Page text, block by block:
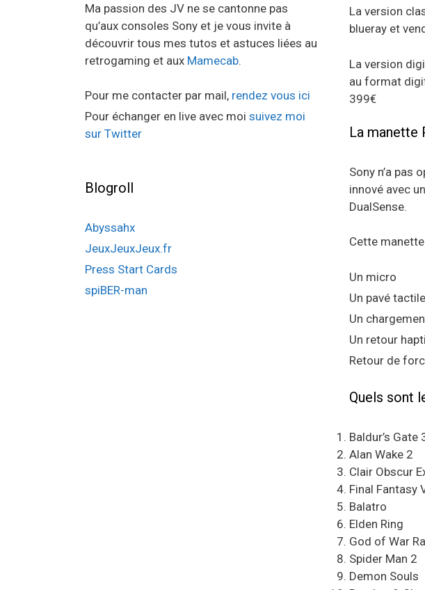
Ma passion des JV ne se cantonne pas
qu’aux consoles Sony et je vous invite à
découvrir tous mes tutos et astuces liées au
retrogaming et aux Mamecab.
Pour me contacter par mail, rendez vous ici
Pour échanger en live avec moi suivez moi
sur Twitter
Blogroll
Abyssahx
JeuxJeuxJeux.fr
Press Start Cards
spiBER-man
La version
blueray et
La version
au format
399€
La manette
Sony n’a pas
innové avec
DualSense.
Cette
Un micro
Un pavé tactile
Un
Un retour
Retour de
Quels sont
Baldur’s Gate
Alan Wake 2
Clair Obscur
Final Fantasy
Balatro
Elden Ring
God of War
Spider Man 2
Demon Souls